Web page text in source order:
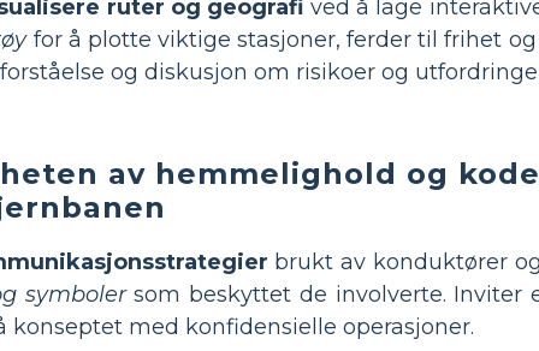
ruter og geografi ved å lage
for å plotte viktige stasjoner, ferder til frihet
og diskusjon om risikoer og
av hemmelighold og
brukt av konduktører
symbolersom beskyttet de involverte. Inviter
konseptet med konfidensielle operasjoner.